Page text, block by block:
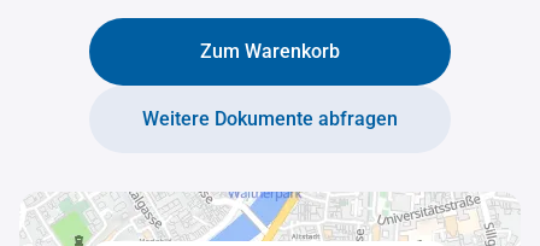
Zum Warenkorb
Weitere Dokumente abfragen